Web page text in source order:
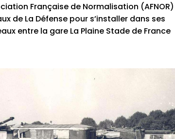
Française de Normalisation (AFNOR)
de La Défense pour s’installer dans ses
entre la gare La Plaine Stade de France